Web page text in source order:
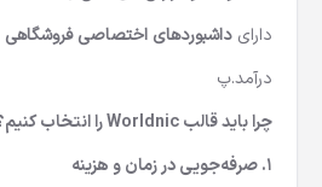
دارای داشبوردهای اختصاصی فروشگاهی
درآمد.پ
چرا باید قالب Worldnic را انتخاب کنیم؟
۱. صرفه‌جویی در زمان و هزینه